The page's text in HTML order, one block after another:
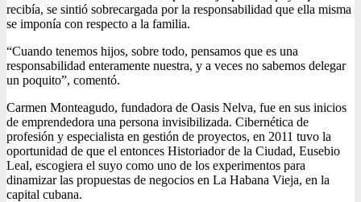
recibía, se sintió sobrecargada por la responsabilidad que ella misma
se imponía con respecto a la familia.
“Cuando tenemos hijos, sobre todo, pensamos que es una
responsabilidad enteramente nuestra, y a veces no sabemos delegar
un poquito”, comentó.
Carmen Monteagudo, fundadora de Oasis Nelva, fue en sus inicios
de emprendedora una persona invisibilizada. Cibernética de
profesión y especialista en gestión de proyectos, en 2011 tuvo la
oportunidad de que el entonces Historiador de la Ciudad, Eusebio
Leal, escogiera el suyo como uno de los experimentos para
dinamizar las propuestas de negocios en La Habana Vieja, en la
capital cubana.